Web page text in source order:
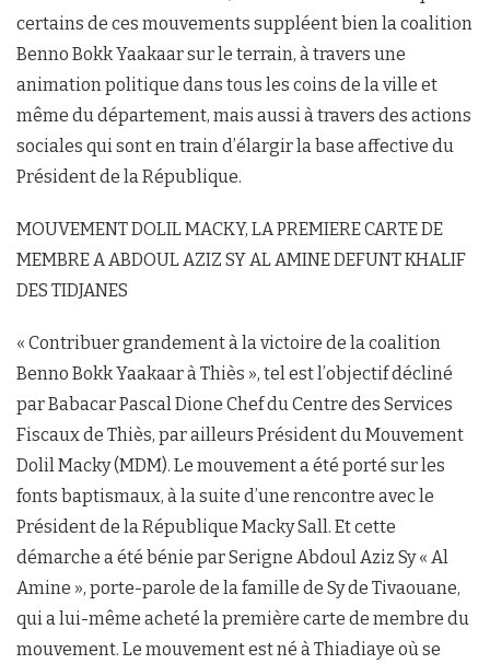
certains de ces mouvements suppléent bien la coalition
Benno Bokk Yaakaar sur le terrain, à travers une
animation politique dans tous les coins de la ville et
même du département, mais aussi à travers des actions
sociales qui sont en train d’élargir la base affective du
Président de la République.
MOUVEMENT DOLIL MACKY, LA PREMIERE CARTE DE
MEMBRE A ABDOUL AZIZ SY AL AMINE DEFUNT KHALIF
DES TIDJANES
« Contribuer grandement à la victoire de la coalition
Benno Bokk Yaakaar à Thiès », tel est l’objectif décliné
par Babacar Pascal Dione Chef du Centre des Services
Fiscaux de Thiès, par ailleurs Président du Mouvement
Dolil Macky (MDM). Le mouvement a été porté sur les
fonts baptismaux, à la suite d’une rencontre avec le
Président de la République Macky Sall. Et cette
démarche a été bénie par Serigne Abdoul Aziz Sy « Al
Amine », porte-parole de la famille de Sy de Tivaouane,
qui a lui-même acheté la première carte de membre du
mouvement. Le mouvement est né à Thiadiaye où se